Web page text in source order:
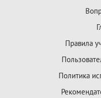
Правила
Политика